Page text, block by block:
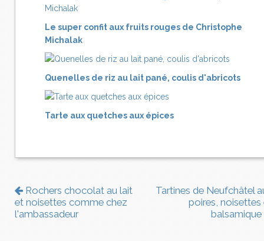
Le super confit aux fruits rouges de Christophe
Michalak
Quenelles de riz au lait pané, coulis d'abricots
Tarte aux quetches aux épices
Rochers chocolat au lait
et noisettes comme chez
l'ambassadeur
Tartines de Neufchâtel
poires, noisettes
balsamique